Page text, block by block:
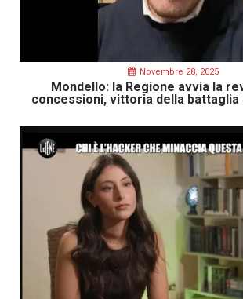
Novembre 28, 2025
Mondello: la Regione avvia la
concessioni, vittoria della battaglia